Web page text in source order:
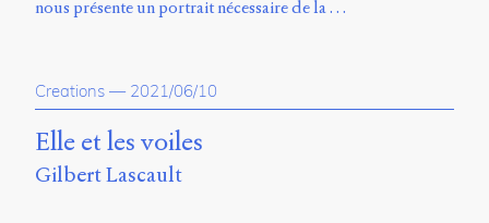
nous présente un portrait nécessaire de la …
Creations — 2021/06/10
Elle et les voiles
Gilbert Lascault